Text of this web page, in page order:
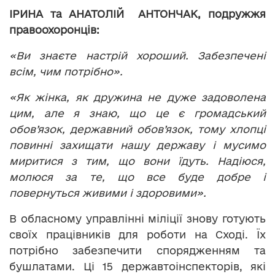
ІРИНА та АНАТОЛІЙ АНТОНЧАК, подружжя
правоохоронців:
«Ви знаєте настрій хороший. Забезпечені
всім, чим потрібно».
«Як жінка, як дружина не дуже задоволена
цим, але я знаю, що це є громадський
обов’язок, державний обов’язок, тому хлопці
повинні захищати нашу державу і мусимо
миритися з тим, що вони їдуть. Надіюся,
молюся за те, що все буде добре і
повернуться живими і здоровими».
В обласному управлінні міліції знову готують
своїх працівників для роботи на Сході. Їх
потрібно забезпечити спорядженням та
бушлатами. Ці 15 державтоінспекторів, які